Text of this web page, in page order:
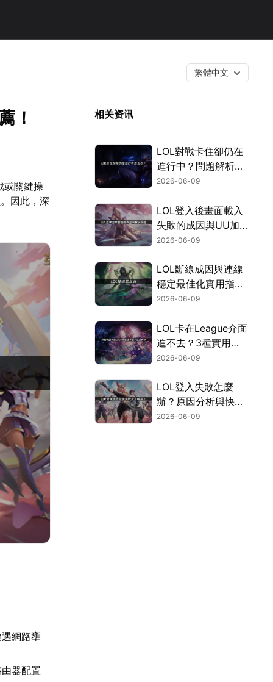
繁體中文
！
或關鍵操
因此，深
網路壅
器配置
相关资讯
LOL對戰卡住卻仍在
進行中？問題解析與
高效率解決方案總整
2026-06-09
LOL登入後畫面載入
失敗的成因與UU加
速器應對方案！
2026-06-09
LOL斷線成因與連線
穩定最佳化實用指
南！
2026-06-09
LOL卡在League介面
進不去？3種實用解
決方法助你快速進遊
2026-06-09
LOL登入失敗怎麼
辦？原因分析與快速
修復教學！
2026-06-09